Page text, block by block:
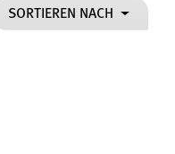
SORTIEREN NACH
Einverständnis-